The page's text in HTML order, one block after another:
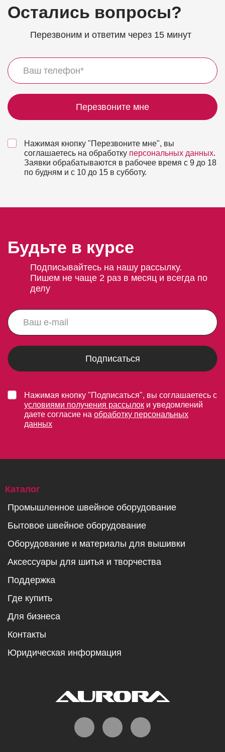
Остались вопросы?
Перезвоним и ответим через 15 минут
Перезвоните мне
Нажимая кнопку "Перезвоните мне", вы
соглашаетесь на обработку персональных данных.
Заявки обрабатываются в рабочее время с 9 до 18
по будням и с 10 до 15 в субботу.
Будьте в курсе
Подписывайтесь на нашу рассылку.
Пишем не чаще 2 раз в месяц и всегда по
делу
Подписаться
Нажимая кнопку "Подписаться", вы соглашаетесь с
условиями получения рассылок и уведомлений
даете согласие на обработку персональных
данных
Каталог
Промышленное швейное оборудование
Бытовое швейное оборудование
Оборудование и материалы для вышивки
Аксессуары для шитья и творчества
Поддержка
Где купить
Для бизнеса
Контакты
Юридическая информация